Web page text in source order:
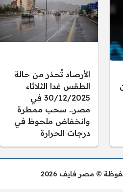
الأرصاد تُحذر من حالة
الطقس غدا الثلاثاء
30/12/2025 في
مصر.. سحب ممطرة
وانخفاض ملحوظ في
درجات الحرارة
© مصر فايف 2026